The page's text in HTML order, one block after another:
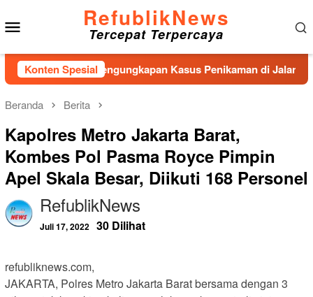
ke
konten
RefublikNews
Tercepat Terpercaya
Konten Spesial
Pengungkapan Kasus Penikaman di Jalan Mesjid
Beranda Berita
Kapolres Metro Jakarta Barat,
Kombes Pol Pasma Royce Pimpin
Apel Skala Besar, Diikuti 168 Personel
RefublikNews
Juli 17, 2022 30 Dilihat
refubliknews.com,
JAKARTA, Polres Metro Jakarta Barat bersama dengan 3